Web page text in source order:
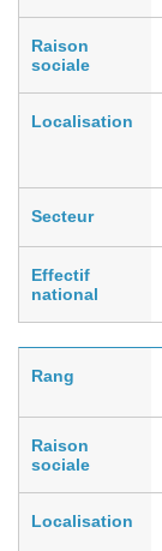
Raison
sociale
Localisation
Secteur
Effectif
national
Rang
Raison
sociale
Localisation